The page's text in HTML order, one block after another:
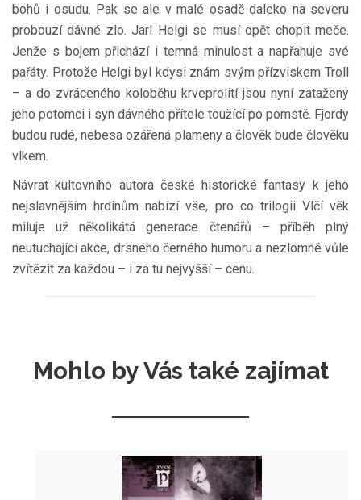
bohů i osudu. Pak se ale v malé osadě daleko na severu
probouzí dávné zlo. Jarl Helgi se musí opět chopit meče.
Jenže s bojem přichází i temná minulost a napřahuje své
pařáty. Protože Helgi byl kdysi znám svým přízviskem Troll
– a do zvráceného koloběhu krveprolití jsou nyní zataženy
jeho potomci i syn dávného přítele toužící po pomstě. Fjordy
budou rudé, nebesa ozářená plameny a člověk bude člověku
vlkem.
Návrat kultovního autora české historické fantasy k jeho
nejslavnějším hrdinům nabízí vše, pro co trilogii Vlčí věk
miluje už několikátá generace čtenářů – příběh plný
neutuchající akce, drsného černého humoru a nezlomné vůle
zvítězit za každou – i za tu nejvyšší – cenu.
Mohlo by Vás také zajímat